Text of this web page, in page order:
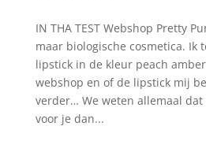
IN THA TEST Webshop Pretty
maar biologische cosmetica. Ik
lipstick in de kleur peach
webshop en of de lipstick mij
verder… We weten allemaal
voor je dan...